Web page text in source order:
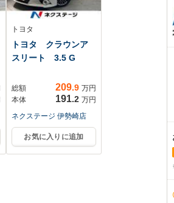
トヨタ
トヨタ クラウンア
スリート 3.5 G
総額 209.9 万円
本体
191.2 万円
ネクステージ 伊勢崎店
お気に入りに追加